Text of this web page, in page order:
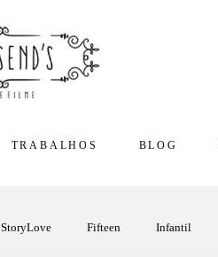
TRABALHOS BLOG
StoryLove Fifteen Infantil